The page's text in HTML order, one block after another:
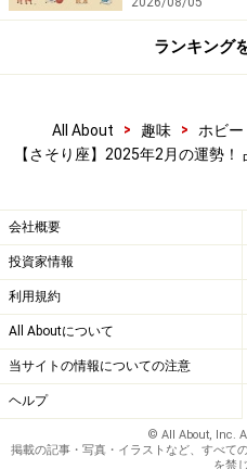
ランキング
All About > 趣味 > ホビー
【さそり座】2025年2月の運勢！
会社概要
投資家情報
利用規約
All Aboutについて
当サイトの情報についての注意
ヘルプ
© All About, Inc.
掲載の記事・写真・イラストなど、すべて
を禁